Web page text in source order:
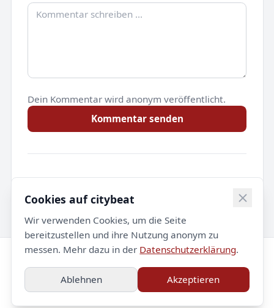
Dein Kommentar wird anonym veröffentlicht.
Kommentar senden
Noch keine Kommentare.
© 2026 citybeat. Alle Rechte vorbehalten.
Impressum
Datenschutz Kontakt
Cookies auf citybeat
Wir verwenden Cookies, um die Seite
bereitzustellen und ihre Nutzung anonym zu
messen. Mehr dazu in der Datenschutzerklärung.
Ablehnen Akzeptieren